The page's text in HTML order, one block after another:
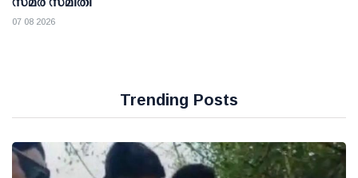
07 08 2026
Trending Posts